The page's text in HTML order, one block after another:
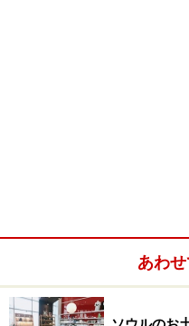
営業時間:7:00～23:00
アクセス:地下鉄3号線「
あわ